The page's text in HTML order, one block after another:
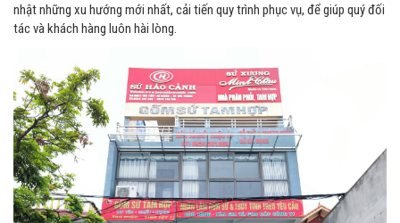
nhật những xu hướng mới nhất, cải tiến quy trình phục vụ, để giúp quý đối
tác và khách hàng luôn hài lòng.